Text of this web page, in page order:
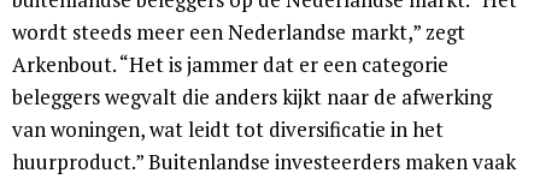
wordt steeds meer een Nederlandse markt,” zegt
Arkenbout. “Het is jammer dat er een categorie
beleggers wegvalt die anders kijkt naar de afwerking
van woningen, wat leidt tot diversificatie in het
huurproduct.” Buitenlandse investeerders maken vaak